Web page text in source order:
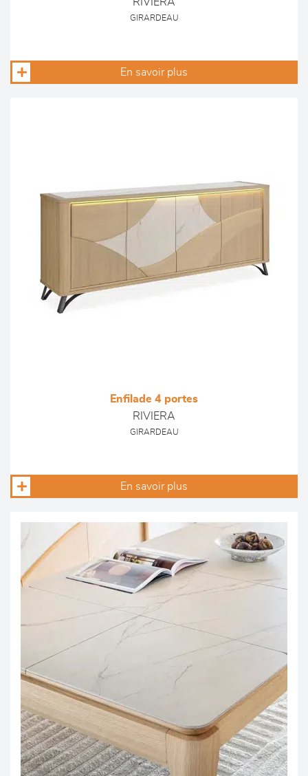
GIRARDEAU
En savoir plus
Enfilade 4 portes
RIVIERA
GIRARDEAU
En savoir plus